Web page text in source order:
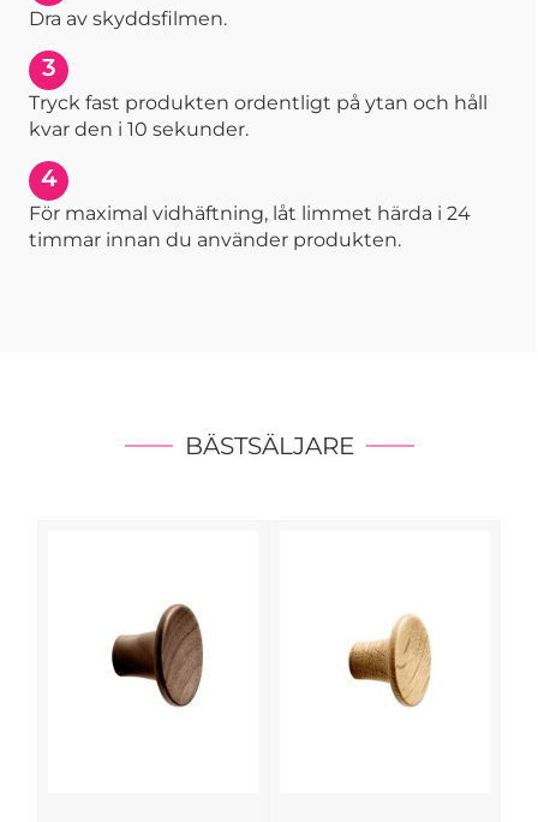
Dra av skyddsfilmen.
3
Tryck fast produkten ordentligt på ytan och håll
kvar den i 10 sekunder.
4
För maximal vidhäftning, låt limmet härda i 24
timmar innan du använder produkten.
BÄSTSÄLJARE